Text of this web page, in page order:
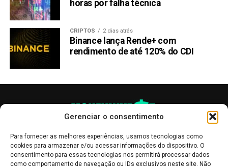
Gerenciar o consentimento
Para fornecer as melhores experiências, usamos tecnologias como
cookies para armazenar e/ou acessar informações do dispositivo. O
consentimento para essas tecnologias nos permitirá processar dados
como comportamento de navegação ou IDs exclusivos neste site. Não
horas por falha técnica
CRIPTOS 2 dias atrás
Binance lança Rende+ com
rendimento de até 120% do CDI